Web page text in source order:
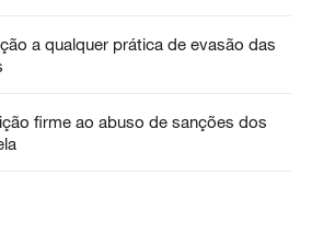
a qualquer prática de evasão das
firme ao abuso de sanções dos